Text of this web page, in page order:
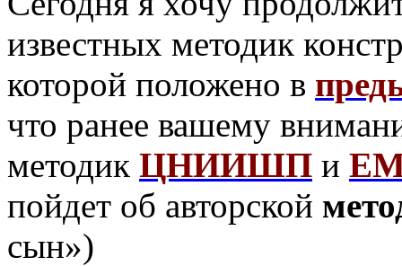
известных методик
которой положено в
что ранее вашему
методик ЦНИИШП и
пойдет об авторской
сын»)